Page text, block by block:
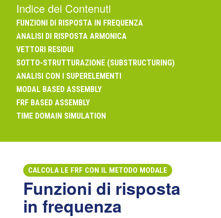
Indice dei Contenuti
FUNZIONI DI RISPOSTA IN FREQUENZA
ANALISI DI RISPOSTA ARMONICA
VETTORI RESIDUI
SOTTO-STRUTTURAZIONE (SUBSTRUCTURING)
ANALISI CON I SUPERELEMENTI
MODAL BASED ASSEMBLY
FRF BASED ASSEMBLY
TIME DOMAIN SIMULATION
CALCOLA LE FRF CON IL METODO MODALE
Funzioni di risposta
in frequenza